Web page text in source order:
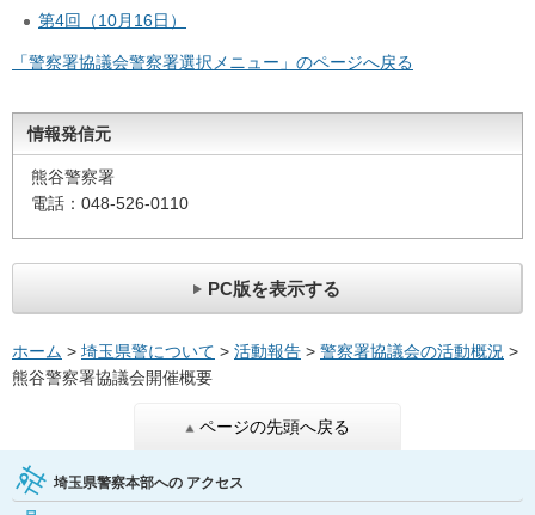
第4回（10月16日）
「警察署協議会警察署選択メニュー」のページへ戻る
情報発信元
熊谷警察署
電話：048-526-0110
PC版を表示する
ホーム > 埼玉県警について > 活動報告 > 警察署協議会の活動概況 >
熊谷警察署協議会開催概要
ページの先頭へ戻る
埼玉県警察本部への アクセス